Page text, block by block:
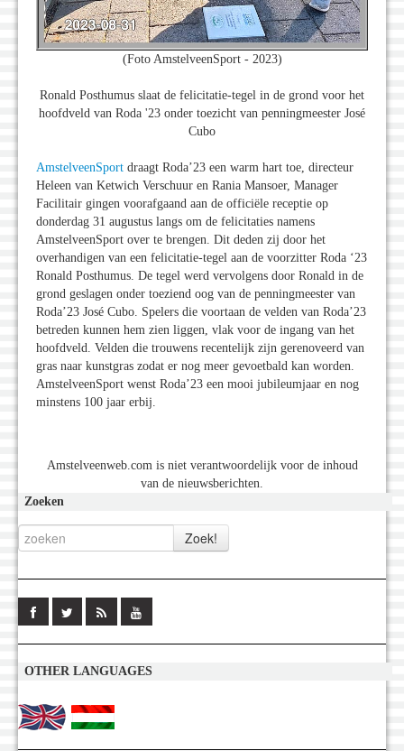
(Foto AmstelveenSport - 2023)
Ronald Posthumus slaat de felicitatie-tegel in de grond voor het
hoofdveld van Roda '23 onder toezicht van penningmeester José
Cubo
AmstelveenSport draagt Roda’23 een warm hart toe, directeur
Heleen van Ketwich Verschuur en Rania Mansoer, Manager
Facilitair gingen voorafgaand aan de officiële receptie op
donderdag 31 augustus langs om de felicitaties namens
AmstelveenSport over te brengen. Dit deden zij door het
overhandigen van een felicitatie-tegel aan de voorzitter Roda ‘23
Ronald Posthumus. De tegel werd vervolgens door Ronald in de
grond geslagen onder toeziend oog van de penningmeester van
Roda’23 José Cubo. Spelers die voortaan de velden van Roda’23
betreden kunnen hem zien liggen, vlak voor de ingang van het
hoofdveld. Velden die trouwens recentelijk zijn gerenoveerd van
gras naar kunstgras zodat er nog meer gevoetbald kan worden.
AmstelveenSport wenst Roda’23 een mooi jubileumjaar en nog
minstens 100 jaar erbij.
Amstelveenweb.com is niet verantwoordelijk voor de inhoud
van de nieuwsberichten.
Zoeken
OTHER LANGUAGES